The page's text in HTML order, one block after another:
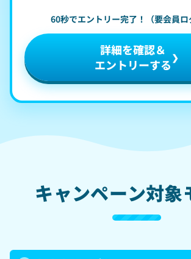
60秒でエントリー完了！（要会員ロ
詳細を確認＆
エントリーする
キャンペーン対象